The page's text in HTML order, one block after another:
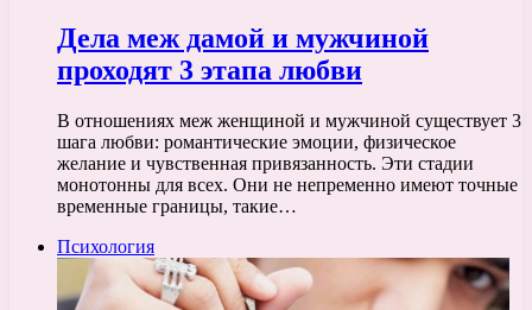
Дела меж дамой и мужчиной
проходят 3 этапа любви
В отношениях меж женщиной и мужчиной существует 3
шага любви: романтические эмоции, физическое
желание и чувственная привязанность. Эти стадии
монотонны для всех. Они не непременно имеют точные
временные границы, такие…
Психология